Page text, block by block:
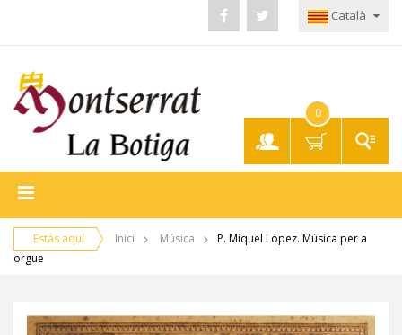
compte
Català
0
Estàs aquí Inici Música
P. Miquel López. Música per a
orgue